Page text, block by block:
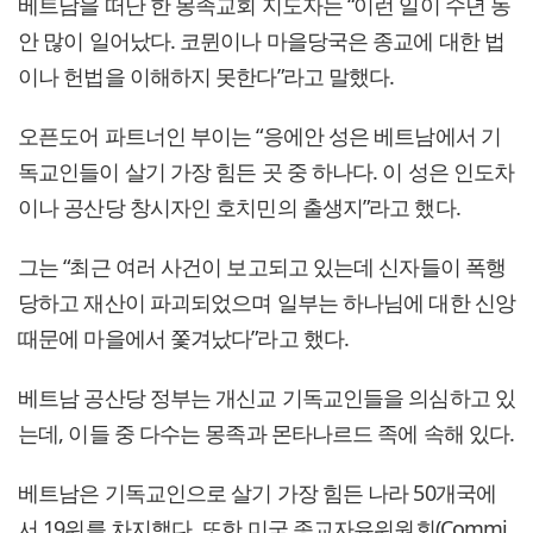
안 많이 일어났다. 코뮌이나 마을당국은 종교에 대한 법
이나 헌법을 이해하지 못한다”라고 말했다.
오픈도어 파트너인 부이는 “응에안 성은 베트남에서 기
독교인들이 살기 가장 힘든 곳 중 하나다. 이 성은 인도차
이나 공산당 창시자인 호치민의 출생지”라고 했다.
그는 “최근 여러 사건이 보고되고 있는데 신자들이 폭행
당하고 재산이 파괴되었으며 일부는 하나님에 대한 신앙
때문에 마을에서 쫓겨났다”라고 했다.
베트남 공산당 정부는 개신교 기독교인들을 의심하고 있
는데, 이들 중 다수는 몽족과 몬타나르드 족에 속해 있다.
베트남은 기독교인으로 살기 가장 힘든 나라 50개국에